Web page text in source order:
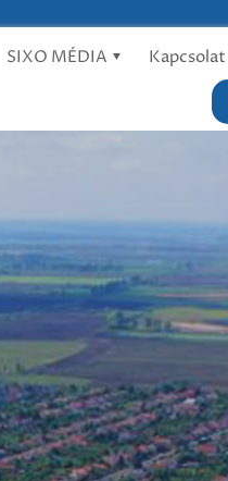
SIXO MÉDIA Kapcsolat